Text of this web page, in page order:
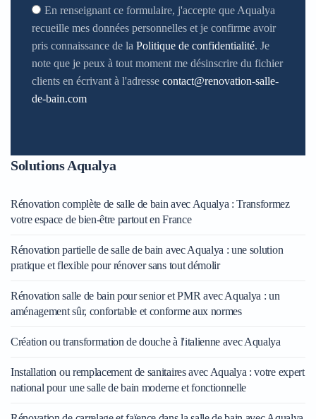
En renseignant ce formulaire, j'accepte que Aqualya
recueille mes données personnelles et je confirme avoir
pris connaissance de la Politique de confidentialité. Je
note que je peux à tout moment me désinscrire du fichier
clients en écrivant à l'adresse contact@renovation-salle-
de-bain.com
Solutions Aqualya
Rénovation complète de salle de bain avec Aqualya : Transformez
votre espace de bien-être partout en France
Rénovation partielle de salle de bain avec Aqualya : une solution
pratique et flexible pour rénover sans tout démolir
Rénovation salle de bain pour senior et PMR avec Aqualya : un
aménagement sûr, confortable et conforme aux normes
Création ou transformation de douche à l'italienne avec Aqualya
Installation ou remplacement de sanitaires avec Aqualya : votre expert
national pour une salle de bain moderne et fonctionnelle